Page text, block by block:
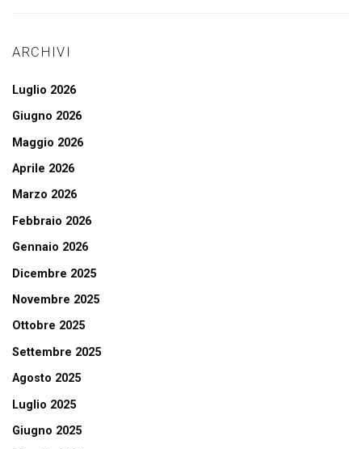
ARCHIVI
Luglio 2026
Giugno 2026
Maggio 2026
Aprile 2026
Marzo 2026
Febbraio 2026
Gennaio 2026
Dicembre 2025
Novembre 2025
Ottobre 2025
Settembre 2025
Agosto 2025
Luglio 2025
Giugno 2025